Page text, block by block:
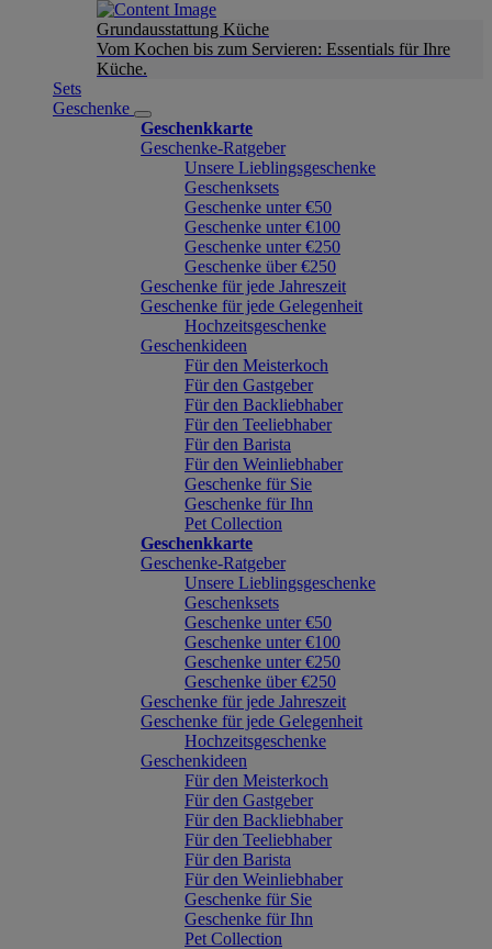
Grundausstattung Küche
Vom Kochen bis zum Servieren: Essentials für Ihre
Küche.
Sets
Geschenke
Geschenkkarte
Geschenke-Ratgeber
Unsere Lieblingsgeschenke
Geschenksets
Geschenke unter €50
Geschenke unter €100
Geschenke unter €250
Geschenke über €250
Geschenke für jede Jahreszeit
Geschenke für jede Gelegenheit
Hochzeitsgeschenke
Geschenkideen
Für den Meisterkoch
Für den Gastgeber
Für den Backliebhaber
Für den Teeliebhaber
Für den Barista
Für den Weinliebhaber
Geschenke für Sie
Geschenke für Ihn
Pet Collection
Geschenkkarte
Geschenke-Ratgeber
Unsere Lieblingsgeschenke
Geschenksets
Geschenke unter €50
Geschenke unter €100
Geschenke unter €250
Geschenke über €250
Geschenke für jede Jahreszeit
Geschenke für jede Gelegenheit
Hochzeitsgeschenke
Geschenkideen
Für den Meisterkoch
Für den Gastgeber
Für den Backliebhaber
Für den Teeliebhaber
Für den Barista
Für den Weinliebhaber
Geschenke für Sie
Geschenke für Ihn
Pet Collection